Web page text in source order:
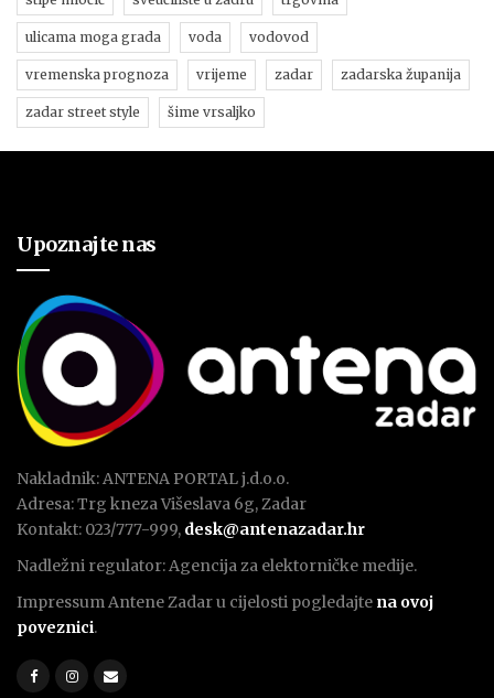
ulicama moga grada voda vodovod
vremenska prognoza vrijeme zadar zadarska županija
zadar street style šime vrsaljko
Upoznajte nas
Nakladnik: ANTENA PORTAL j.d.o.o.
Adresa: Trg kneza Višeslava 6g, Zadar
Kontakt: 023/777-999, desk@antenazadar.hr
Nadležni regulator: Agencija za elektorničke medije.
Impressum Antene Zadar u cijelosti pogledajte na ovoj
poveznici.